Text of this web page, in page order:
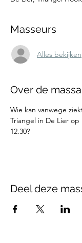
Masseurs
Alles bekijken
Over de
Wie kan vanwege
Triangel in De Lier op
12.30?
Deel deze